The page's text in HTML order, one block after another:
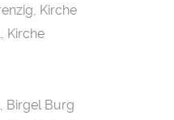
Kirche
Kirche
Birgel Burg